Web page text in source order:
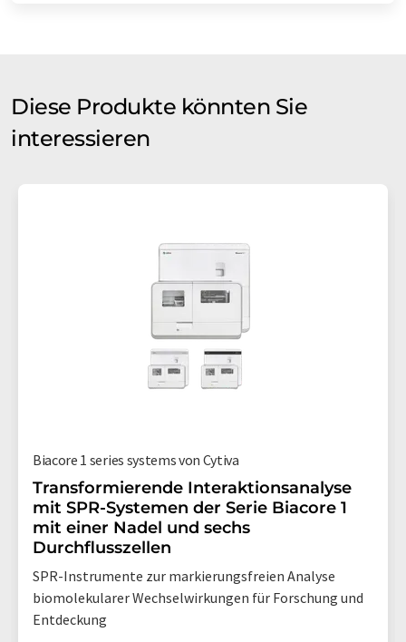
Diese Produkte könnten Sie
interessieren
Biacore 1 series systems von Cytiva
Transformierende Interaktionsanalyse
mit SPR-Systemen der Serie Biacore 1
mit einer Nadel und sechs
Durchflusszellen
SPR-Instrumente zur markierungsfreien Analyse
biomolekularer Wechselwirkungen für Forschung und
Entdeckung